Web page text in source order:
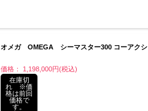
オメガ OMEGA シーマスター300 コーアク
価格： 1,198,000円(税込)
在庫切
れ ※価
格は前回
価格で
す。